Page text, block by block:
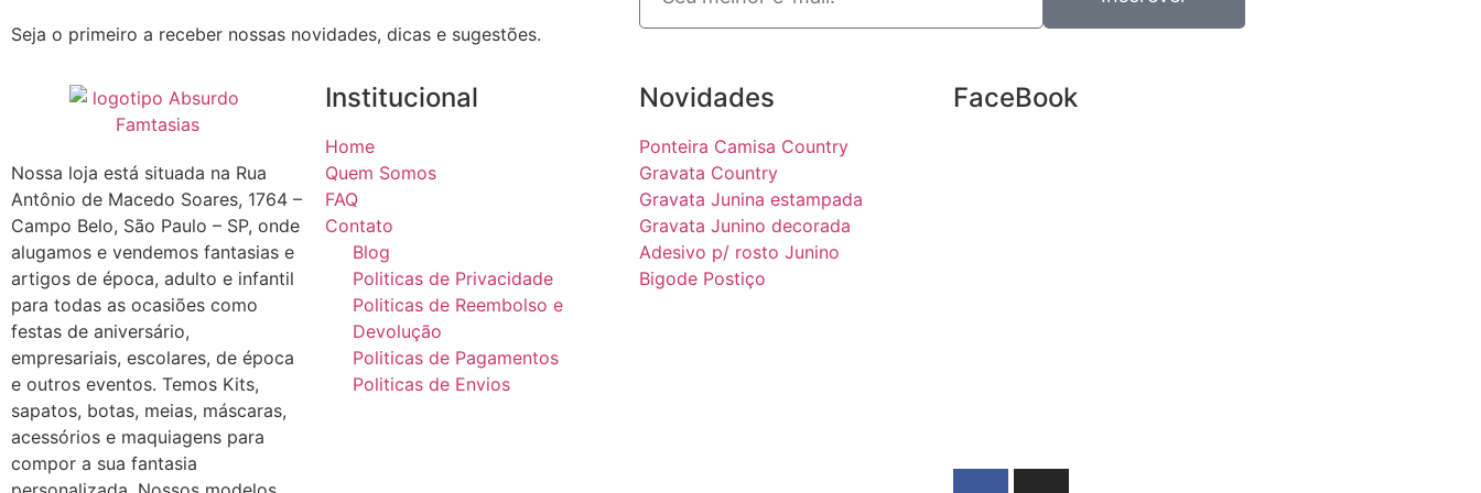
Seja o primeiro a receber nossas novidades, dicas e sugestões.
Nossa loja está situada na Rua
Antônio de Macedo Soares, 1764 –
Campo Belo, São Paulo – SP, onde
alugamos e vendemos fantasias e
artigos de época, adulto e infantil
para todas as ocasiões como
festas de aniversário,
empresariais, escolares, de época
e outros eventos. Temos Kits,
sapatos, botas, meias, máscaras,
acessórios e maquiagens para
compor a sua fantasia
Institucional
Home
Quem Somos
FAQ
Contato
Blog
Politicas de Privacidade
Politicas de Reembolso e
Devolução
Politicas de Pagamentos
Politicas de Envios
Novidades
Ponteira Camisa Country
Gravata Country
Gravata Junina estampada
Gravata Junino decorada
Adesivo p/ rosto Junino
Bigode Postiço
FaceBook